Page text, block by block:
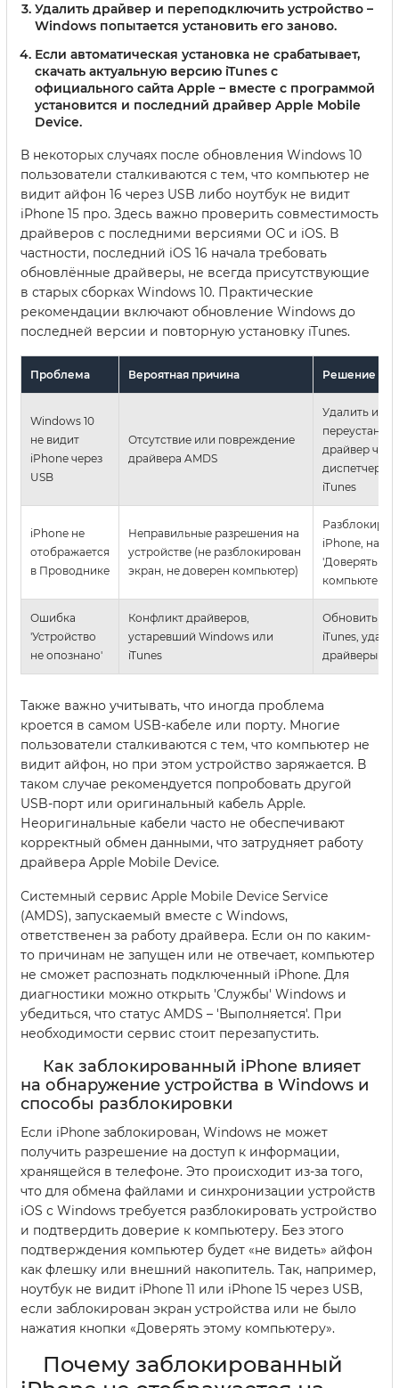
Удалить драйвер и переподключить устройство –
Windows попытается установить его заново.
Если автоматическая установка не срабатывает,
скачать актуальную версию iTunes с
официального сайта Apple – вместе с программой
установится и последний драйвер Apple Mobile
Device.
В некоторых случаях после обновления Windows 10
пользователи сталкиваются с тем, что компьютер не
видит айфон 16 через USB либо ноутбук не видит
iPhone 15 про. Здесь важно проверить совместимость
драйверов с последними версиями ОС и iOS. В
частности, последний iOS 16 начала требовать
обновлённые драйверы, не всегда присутствующие
в старых сборках Windows 10. Практические
рекомендации включают обновление Windows до
последней версии и повторную установку iTunes.
Проблема Вероятная причина Решение
Windows 10
не видит
iPhone через
USB
Отсутствие или повреждение
драйвера AMDS
Удалить и
драйвер
диспетчер
iTunes
iPhone не
отображается
в Проводнике
Неправильные разрешения на
устройстве (не разблокирован
экран, не доверен компьютер)
iPhone,
'Доверять
компьютеру'
Ошибка
'Устройство
не опознано'
Конфликт драйверов,
устаревший Windows или
iTunes
Обновить
iTunes,
драйверы
Также важно учитывать, что иногда проблема
кроется в самом USB-кабеле или порту. Многие
пользователи сталкиваются с тем, что компьютер не
видит айфон, но при этом устройство заряжается. В
таком случае рекомендуется попробовать другой
USB-порт или оригинальный кабель Apple.
Неоригинальные кабели часто не обеспечивают
корректный обмен данными, что затрудняет работу
драйвера Apple Mobile Device.
Системный сервис Apple Mobile Device Service
(AMDS), запускаемый вместе с Windows,
ответственен за работу драйвера. Если он по каким-
то причинам не запущен или не отвечает, компьютер
не сможет распознать подключенный iPhone. Для
диагностики можно открыть 'Службы' Windows и
убедиться, что статус AMDS – 'Выполняется'. При
необходимости сервис стоит перезапустить.
Как заблокированный iPhone влияет
на обнаружение устройства в Windows и
способы разблокировки
Если iPhone заблокирован, Windows не может
получить разрешение на доступ к информации,
хранящейся в телефоне. Это происходит из-за того,
что для обмена файлами и синхронизации устройств
iOS с Windows требуется разблокировать устройство
и подтвердить доверие к компьютеру. Без этого
подтверждения компьютер будет «не видеть» айфон
как флешку или внешний накопитель. Так, например,
ноутбук не видит iPhone 11 или iPhone 15 через USB,
если заблокирован экран устройства или не было
нажатия кнопки «Доверять этому компьютеру».
Почему заблокированный